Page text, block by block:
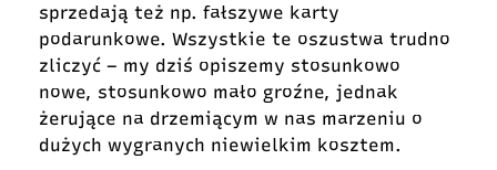
sprzedają też np. fałszywe karty
podarunkowe. Wszystkie te oszustwa trudno
zliczyć – my dziś opiszemy stosunkowo
nowe, stosunkowo mało groźne, jednak
żerujące na drzemiącym w nas marzeniu o
dużych wygranych niewielkim kosztem.